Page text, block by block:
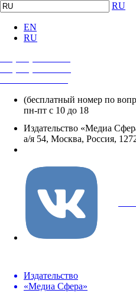
RU
EN
RU
(бесплатный номер по
пн-пт с 10 до 18
Издательство «Медиа
а/я 54, Москва, Россия,
Издательство
«Медиа Сфера»